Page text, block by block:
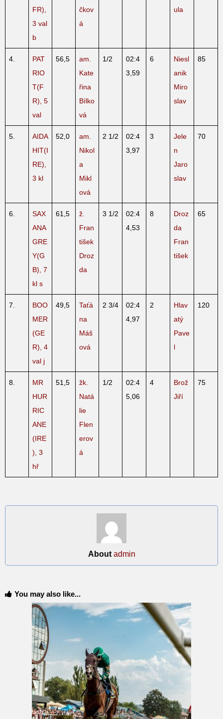
FR),
3 val
b
čkov
á
ula
4.
PAT
RIO
T(F
R), 5
val
56,5
am.
Kate
řina
Bílko
vá
1/2
02:4
3,59
6
Niesl
anik
Miro
slav
85
5.
AIDA
HIT(I
RE),
3 kl
52,0
am.
Nikol
a
Mikl
ová
2 1/2
02:4
3,97
3
Jele
n
Jaro
slav
70
6.
SAX
ANA
GRE
Y(G
B), 7
kl s
61,5
ž.
Fran
tišek
Droz
da
3 1/2
02:4
4,53
8
Droz
da
Fran
tišek
65
7.
BOO
MER
(GE
R), 4
val j
49,5
Taťá
na
Máš
ová
2 3/4
02:4
4,97
2
Hlav
atý
Pave
l
120
8.
MR
HUR
RIC
ANE
(IRE
), 3
hř
51,5
žk.
Natá
lie
Flen
erov
á
1/2
02:4
5,06
4
Brož
Jiří
75
About admin
You may also like...